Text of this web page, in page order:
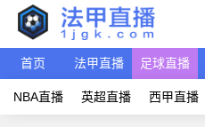
首页 法甲直播 足球直播
NBA直播 英超直播 西甲直播